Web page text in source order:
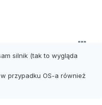
silnik (tak to wygląda
przypadku OS-a również